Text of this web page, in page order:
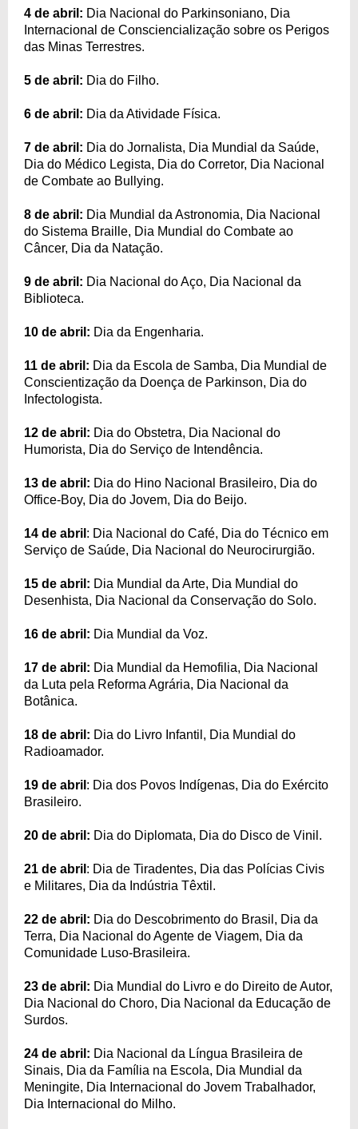
4 de abril: Dia Nacional do Parkinsoniano, Dia
Internacional de Consciencialização sobre os Perigos
das Minas Terrestres.
5 de abril: Dia do Filho.
6 de abril: Dia da Atividade Física.
7 de abril: Dia do Jornalista, Dia Mundial da Saúde,
Dia do Médico Legista, Dia do Corretor, Dia Nacional
de Combate ao Bullying.
8 de abril: Dia Mundial da Astronomia, Dia Nacional
do Sistema Braille, Dia Mundial do Combate ao
Câncer, Dia da Natação.
9 de abril: Dia Nacional do Aço, Dia Nacional da
Biblioteca.
10 de abril: Dia da Engenharia.
11 de abril: Dia da Escola de Samba, Dia Mundial de
Conscientização da Doença de Parkinson, Dia do
Infectologista.
12 de abril: Dia do Obstetra, Dia Nacional do
Humorista, Dia do Serviço de Intendência.
13 de abril: Dia do Hino Nacional Brasileiro, Dia do
Office-Boy, Dia do Jovem, Dia do Beijo.
14 de abril : Dia Nacional do Café, Dia do Técnico em
Serviço de Saúde, Dia Nacional do Neurocirurgião.
15 de abril: Dia Mundial da Arte, Dia Mundial do
Desenhista, Dia Nacional da Conservação do Solo.
16 de abril: Dia Mundial da Voz.
17 de abril: Dia Mundial da Hemofilia, Dia Nacional
da Luta pela Reforma Agrária, Dia Nacional da
Botânica.
18 de abril: Dia do Livro Infantil, Dia Mundial do
Radioamador.
19 de abril : Dia dos Povos Indígenas, Dia do Exército
Brasileiro.
20 de abril: Dia do Diplomata, Dia do Disco de Vinil.
21 de abril : Dia de Tiradentes, Dia das Polícias Civis
e Militares, Dia da Indústria Têxtil.
22 de abril: Dia do Descobrimento do Brasil, Dia da
Terra, Dia Nacional do Agente de Viagem, Dia da
Comunidade Luso-Brasileira.
23 de abril: Dia Mundial do Livro e do Direito de Autor,
Dia Nacional do Choro, Dia Nacional da Educação de
Surdos.
24 de abril: Dia Nacional da Língua Brasileira de
Sinais, Dia da Família na Escola, Dia Mundial da
Meningite, Dia Internacional do Jovem Trabalhador,
Dia Internacional do Milho.